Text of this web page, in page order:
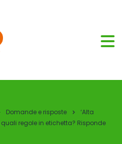
Domande e risposte
‘Alta
quali regole in etichetta? Risponde